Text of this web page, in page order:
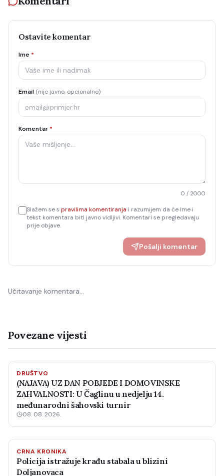
Ostavite komentar
Ime *
Email (nije javno, opcionalno)
Komentar *
0 / 2000
Slažem se s pravilima komentiranja i razumijem da će ime i
tekst komentara biti javno vidljivi. Komentari se pregledavaju
prije objave.
Pošalji komentar
Učitavanje komentara…
Povezane vijesti
DRUŠTVO
(NAJAVA) UZ DAN POBJEDE I DOMOVINSKE
ZAHVALNOSTI: U Čaglinu u nedjelju 14.
međunarodni šahovski turnir
08. 08. 2026.
CRNA KRONIKA
Policija istražuje krađu stabala u blizini
Doljanovaca